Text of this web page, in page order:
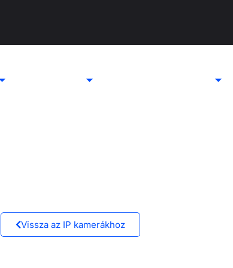
Vissza az IP kamerákhoz